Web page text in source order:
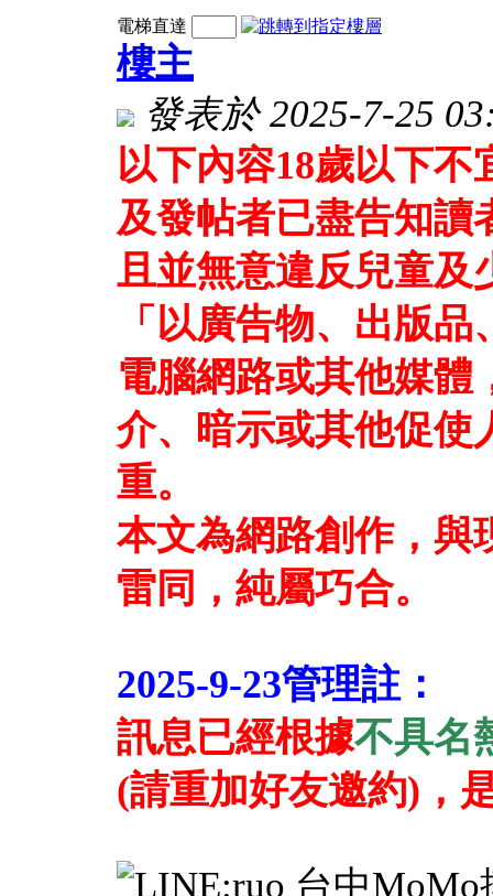
電梯直達
樓主
發表於 2025-7-25
以下內容18歲以下
及發帖者已盡告知讀
且並無意違反兒童及
「以廣告物、出版
電腦網路或其他媒體
介、暗示或其他促使
重。
本文為網路創作，與
雷同，純屬巧合。
2025-9-23管理註：
訊息已經根據不具名
(請重加好友邀約)，